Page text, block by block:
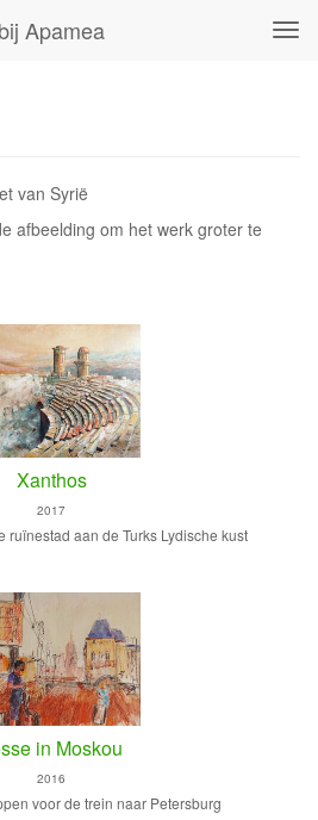
Apamea
van Syrië
afbeelding om het werk groter te
Xanthos
2017
ruïnestad aan de Turks Lydische kust
in Moskou
2016
voor de trein naar Petersburg